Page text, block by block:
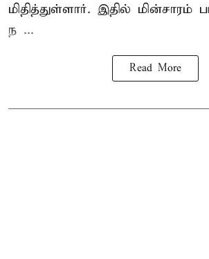
மிதித்துள்ளார். இதில் மின்சாரம்
ந ...
Read More